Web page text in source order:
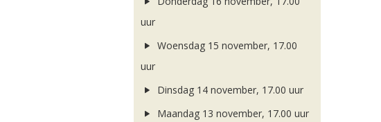
uur
Woensdag 15 november, 17.00
uur
Dinsdag 14 november, 17.00 uur
Maandag 13 november, 17.00 uur